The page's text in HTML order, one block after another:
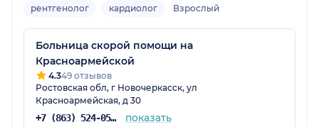
рентгенолог кардиолог Взрослый
Больница скорой помощи на
Красноармейской
4.349 отзывов
Ростовская обл, г Новочеркасск, ул
Красноармейская, д 30
+7 (863) 524-05-37 показать